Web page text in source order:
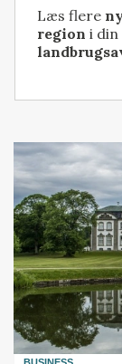
Læs flere
region i din